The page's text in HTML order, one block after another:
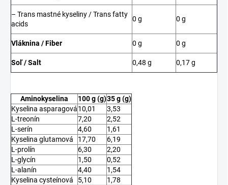
– Trans mastné kyseliny / Trans fatty
acids
0 g 0 g
Vláknina / Fiber 0 g 0 g
Soľ / Salt 0,48 g 0,17 g
Aminokyselina 100 g (g)35 g (g)
Kyselina asparagová10,01
3,53
L-treonín
7,20
2,52
L-serín
4,60
1,61
Kyselina glutamová
17,70
6,19
L-prolín
6,30
2,20
L-glycín
1,50
0,52
L-alanín
4,40
1,54
Kyselina cysteínová
5,10
1,78